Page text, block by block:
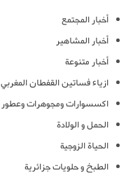
أخبار المجتمع
أخبار المشاهير
أخبار متنوعة
ازياء فساتين القفطان المغربي
اكسسوارات ومجوهرات وعطور
الحمل و الولادة
الحياة الزوجية
الطبخ و حلويات جزائرية